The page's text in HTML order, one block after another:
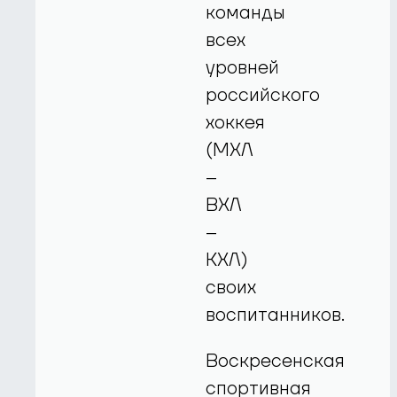
команды
всех
уровней
российского
хоккея
(МХЛ
–
ВХЛ
–
КХЛ)
своих
воспитанников.
Воскресенская
спортивная